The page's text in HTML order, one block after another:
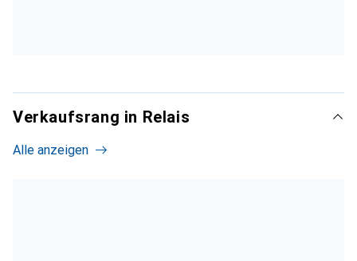
Verkaufsrang in Relais
Alle anzeigen